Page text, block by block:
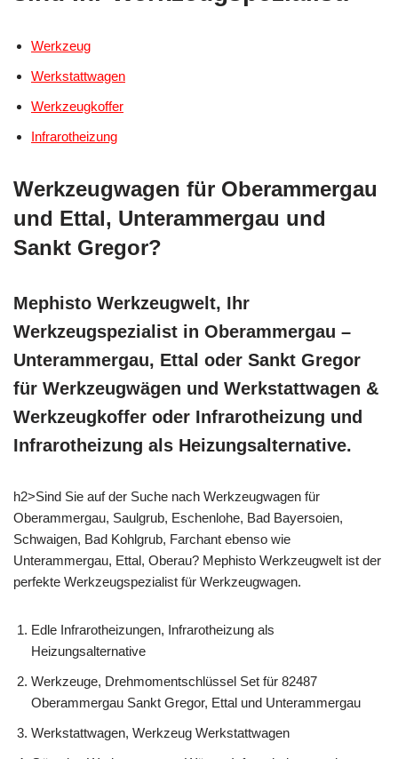
Werkzeug
Werkstattwagen
Werkzeugkoffer
Infrarotheizung
Werkzeugwagen für Oberammergau
und Ettal, Unterammergau und
Sankt Gregor?
Mephisto Werkzeugwelt, Ihr
Werkzeugspezialist in Oberammergau –
Unterammergau, Ettal oder Sankt Gregor
für Werkzeugwägen und Werkstattwagen &
Werkzeugkoffer oder Infrarotheizung und
Infrarotheizung als Heizungsalternative.
h2>Sind Sie auf der Suche nach Werkzeugwagen für
Oberammergau, Saulgrub, Eschenlohe, Bad Bayersoien,
Schwaigen, Bad Kohlgrub, Farchant ebenso wie
Unterammergau, Ettal, Oberau? Mephisto Werkzeugwelt ist der
perfekte Werkzeugspezialist für Werkzeugwagen.
Edle Infrarotheizungen, Infrarotheizung als
Heizungsalternative
Werkzeuge, Drehmomentschlüssel Set für 82487
Oberammergau Sankt Gregor, Ettal und Unterammergau
Werkstattwagen, Werkzeug Werkstattwagen